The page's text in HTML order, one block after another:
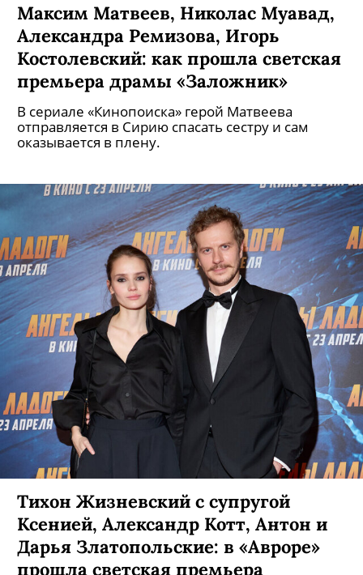
Максим Матвеев, Николас Муавад,
Александра Ремизова, Игорь
Костолевский: как прошла светская
премьера драмы «Заложник»
В сериале «Кинопоиска» герой Матвеева
отправляется в Сирию спасать сестру и сам
оказывается в плену.
Тихон Жизневский с супругой
Ксенией, Александр Котт, Антон и
Дарья Златопольские: в «Авроре»
прошла светская премьера